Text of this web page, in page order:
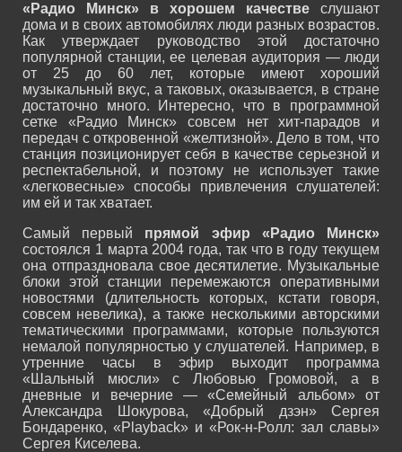
«Радио Минск» в хорошем качестве слушают
дома и в своих автомобилях люди разных возрастов.
Как утверждает руководство этой достаточно
популярной станции, ее целевая аудитория — люди
от 25 до 60 лет, которые имеют хороший
музыкальный вкус, а таковых, оказывается, в стране
достаточно много. Интересно, что в программной
сетке «Радио Минск» совсем нет хит-парадов и
передач с откровенной «желтизной». Дело в том, что
станция позиционирует себя в качестве серьезной и
респектабельной, и поэтому не использует такие
«легковесные» способы привлечения слушателей:
им ей и так хватает.
Самый первый прямой эфир «Радио Минск»
состоялся 1 марта 2004 года, так что в году текущем
она отпраздновала свое десятилетие. Музыкальные
блоки этой станции перемежаются оперативными
новостями (длительность которых, кстати говоря,
совсем невелика), а также несколькими авторскими
тематическими программами, которые пользуются
немалой популярностью у слушателей. Например, в
утренние часы в эфир выходит программа
«Шальный мюсли» с Любовью Громовой, а в
дневные и вечерние — «Семейный альбом» от
Александра Шокурова, «Добрый дзэн» Сергея
Бондаренко, «Playback» и «Рок-н-Ролл: зал славы»
Сергея Киселева.